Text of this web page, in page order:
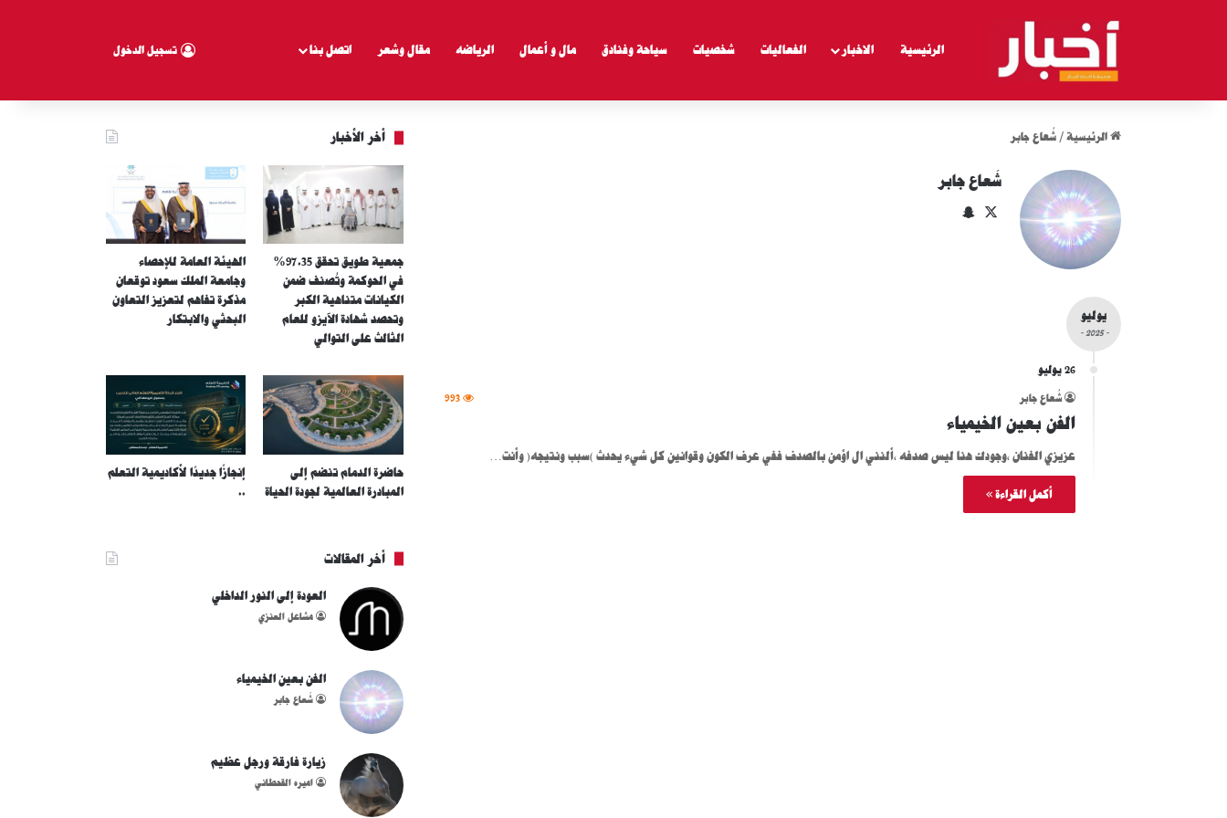
الرئيسية الاخبار الفعاليات شخصيات سياحة وفنادق مال و أعمال الرياضه مقال وشعر اتصل بنا تسجيل الدخول
الرئيسية / شُعاع جابر
شُعاع جابر
‫X
يوليو
- 2025 -
26 يوليو
شُعاع جابر 993
الفن بعين الخيمياء
عزيزي الفنان ،وجودك هنا ليس صدفه ،ألنني ال اؤمن بالصدف ففي عرف الكون وقوانين كل شيء يحدث )سبب ونتيجه( وأنت…
أكمل القراءة »
أخر الأخبار
جمعية طويق تحقق 97.35%
في الحوكمة وتُصنف ضمن
الكيانات متناهية الكبر
وتحصد شهادة الآيزو للعام
الثالث على التوالي
الهيئة العامة للإحصاء
وجامعة الملك سعود توقعان
مذكرة تفاهم لتعزيز التعاون
البحثي والابتكار
حاضرة الدمام تنضم إلى
المبادرة العالمية لجودة الحياة
إنجازًا جديدًا لأكاديمية التعلم
..
أخر المقالات
العودة إلى النور الداخلي
مشاعل العنزي
الفن بعين الخيمياء
شُعاع جابر
زيارة فارقة ورجل عظيم
اميره القحطاني